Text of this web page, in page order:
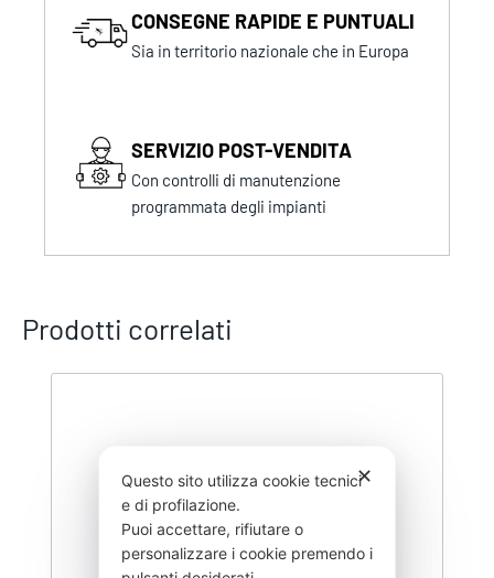
CONSEGNE RAPIDE E PUNTUALI
Sia in territorio nazionale che in Europa
SERVIZIO POST-VENDITA
Con controlli di manutenzione
programmata degli impianti
Prodotti correlati
✕
Questo sito utilizza cookie tecnici
e di profilazione.
Puoi accettare, rifiutare o
personalizzare i cookie premendo i